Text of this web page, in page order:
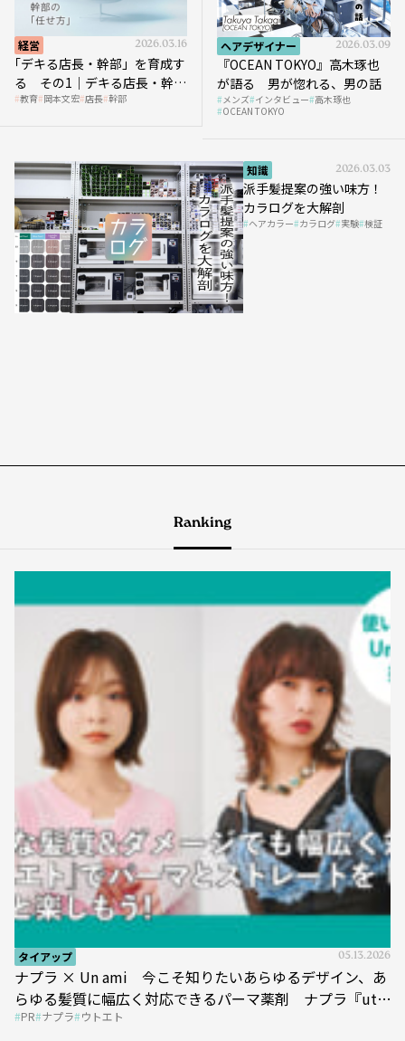
経営 2026.03.16
｢デキる店長・幹部」を育成す
る その1｜デキる店長・幹部
の「任せ方」
教育 岡本文宏 店長 幹部
ヘアデザイナー 2026.03.09
『OCEAN TOKYO』高木琢也
が語る 男が惚れる、男の話
メンズ インタビュー 高木琢也
OCEAN TOKYO
知識 2026.03.03
派手髪提案の強い味方！
カラログを大解剖
ヘアカラー カラログ 実験 検証
Ranking
タイアップ 05.13.2026
ナプラ × Un ami 今こそ知りたいあらゆるデザイン、あ
らゆる髪質に幅広く対応できるパーマ薬剤 ナプラ『ut-
et』
PR ナプラ ウトエト